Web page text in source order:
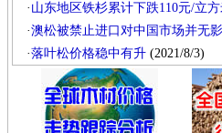
· 山东地区铁杉累计下跌110元/立
·澳松被禁止进口对中国市场并无
·落叶松价格稳中有升 (2021/8/3)